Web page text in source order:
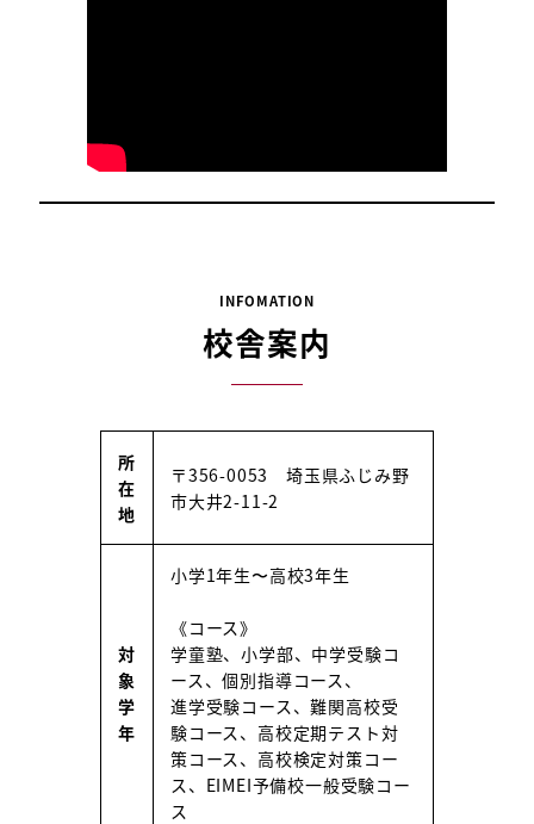
INFOMATION
校舎案内
所
在
地
〒356-0053 埼玉県ふじみ野
市大井2-11-2
対
象
学
年
小学1年生〜高校3年生
《コース》
学童塾、小学部、中学受験コ
ース、個別指導コース、
進学受験コース、難関高校受
験コース、高校定期テスト対
策コース、高校検定対策コー
ス、EIMEI予備校一般受験コー
ス